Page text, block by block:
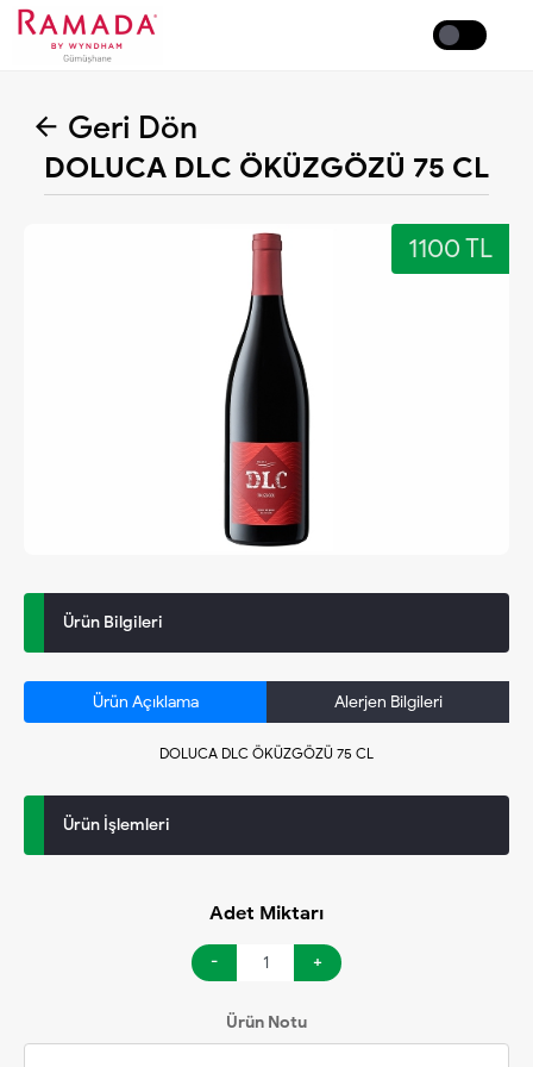
Coffee
Geri Dön
DOLUCA DLC ÖKÜZGÖZÜ 75 CL
1100 TL
Ürün Bilgileri
Ürün Açıklama Alerjen Bilgileri
DOLUCA DLC ÖKÜZGÖZÜ 75 CL
Ürün İşlemleri
Adet Miktarı
- +
Ürün Notu